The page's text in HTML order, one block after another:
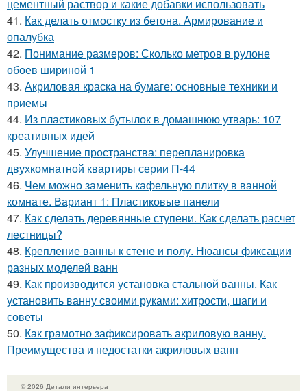
цементный раствор и какие добавки использовать
41. Как делать отмостку из бетона. Армирование и
опалубка
42. Понимание размеров: Сколько метров в рулоне
обоев шириной 1
43. Акриловая краска на бумаге: основные техники и
приемы
44. Из пластиковых бутылок в домашнюю утварь: 107
креативных идей
45. Улучшение пространства: перепланировка
двухкомнатной квартиры серии П-44
46. Чем можно заменить кафельную плитку в ванной
комнате. Вариант 1: Пластиковые панели
47. Как сделать деревянные ступени. Как сделать расчет
лестницы?
48. Крепление ванны к стене и полу. Нюансы фиксации
разных моделей ванн
49. Как производится установка стальной ванны. Как
установить ванну своими руками: хитрости, шаги и
советы
50. Как грамотно зафиксировать акриловую ванну.
Преимущества и недостатки акриловых ванн
© 2026 Детали интерьера